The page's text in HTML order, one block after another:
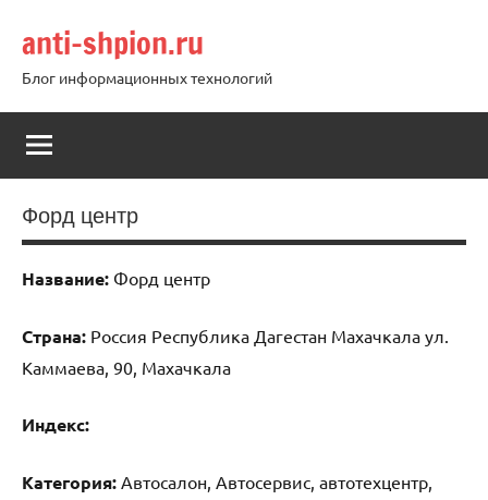
содержимому
anti-shpion.ru
Блог информационных технологий
Форд центр
Название: Форд центр
Страна: Россия Республика Дагестан Махачкала ул.
Каммаева, 90, Махачкала
Индекс:
Категория: Автосалон, Автосервис, автотехцентр,